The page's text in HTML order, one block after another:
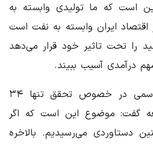
است که ما تولیدی وابسته به
اقتصاد ایران وابسته به نفت است
را تحت تاثیر خود قرار می‌دهد
درآمدی آسیب ببیند.
وی با اشاره به گزارش رسمی در خصوص تحقق تنها ۳۴
گفت: موضوع این است که اگر
دستاوردی می‌رسیدیم. بالاخره